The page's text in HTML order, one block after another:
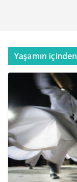
Yaşamın içinden